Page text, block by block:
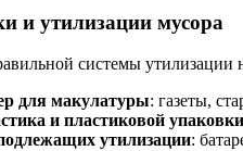
и утилизации мусора
системы
для макулатуры: газеты,
и пластиковой упаковки
утилизации: